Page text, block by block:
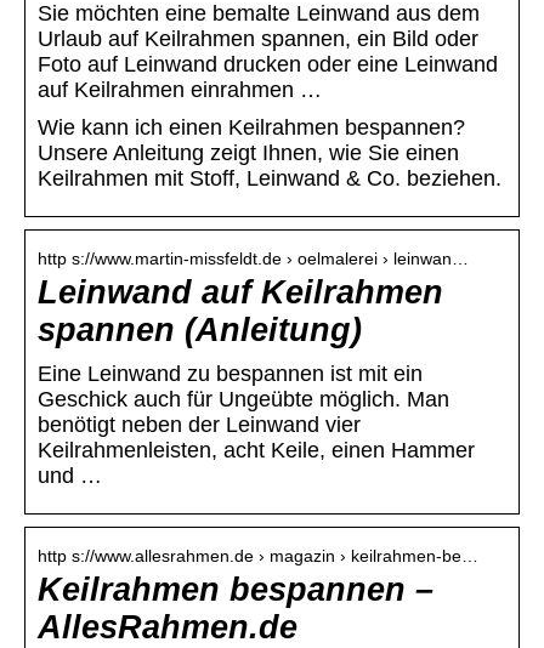
Sie möchten eine bemalte Leinwand aus dem
Urlaub auf Keilrahmen spannen, ein Bild oder
Foto auf Leinwand drucken oder eine Leinwand
auf Keilrahmen einrahmen …
Wie kann ich einen Keilrahmen bespannen?
Unsere Anleitung zeigt Ihnen, wie Sie einen
Keilrahmen mit Stoff, Leinwand & Co. beziehen.
http s://www.martin-missfeldt.de › oelmalerei › leinwan…
Leinwand auf Keilrahmen
spannen (Anleitung)
Eine Leinwand zu bespannen ist mit ein
Geschick auch für Ungeübte möglich. Man
benötigt neben der Leinwand vier
Keilrahmenleisten, acht Keile, einen Hammer
und …
http s://www.allesrahmen.de › magazin › keilrahmen-be…
Keilrahmen bespannen –
AllesRahmen.de